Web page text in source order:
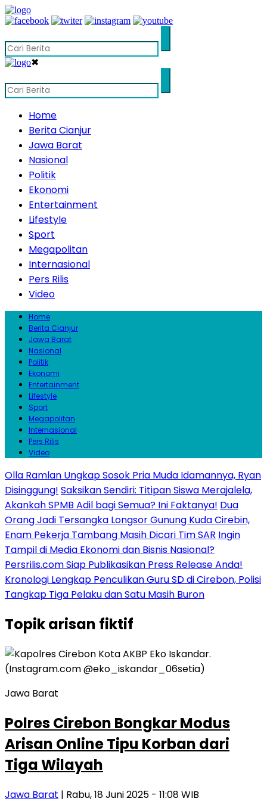
✖
Home
Berita Cianjur
Jawa Barat
Nasional
Politik
Ekonomi
Entertainment
Lifestyle
Sport
Megapolitan
Internasional
Pers Rilis
Video
Home
Berita Cianjur
Jawa Barat
Nasional
Politik
Ekonomi
Entertainment
Lifestyle
Sport
Megapolitan
Internasional
Pers Rilis
Video
Olla Ramlan Ungkap Sosok Pria Muda Idamannya, Ryan
Disinggung! Saksikan Sendiri: Titipan Siswa Merajalela,
Akankah SPMB Adil bagi Semua? Ini Faktanya! Dua
Orang Jadi Tersangka Longsor Gunung Kuda Cirebin,
Enam Pekerja Tambang Masih Dicari Tim SAR Ingin
Tampil di Media Ekonomi dan Bisnis Nasional?
Persrilis.com Siap Publikasikan Press Release Anda!
Kronologi Lengkap Penculikan Guru SD di Cirebon, Polisi
Tangkap Tiga Pelaku dan Satu Masih Buron
Topikarisan fiktif
Jawa Barat
Polres Cirebon Bongkar Modus
Arisan Online Tipu Korban dari
Tiga Wilayah
Jawa Barat | Rabu, 18 Juni 2025 - 11:08 WIB